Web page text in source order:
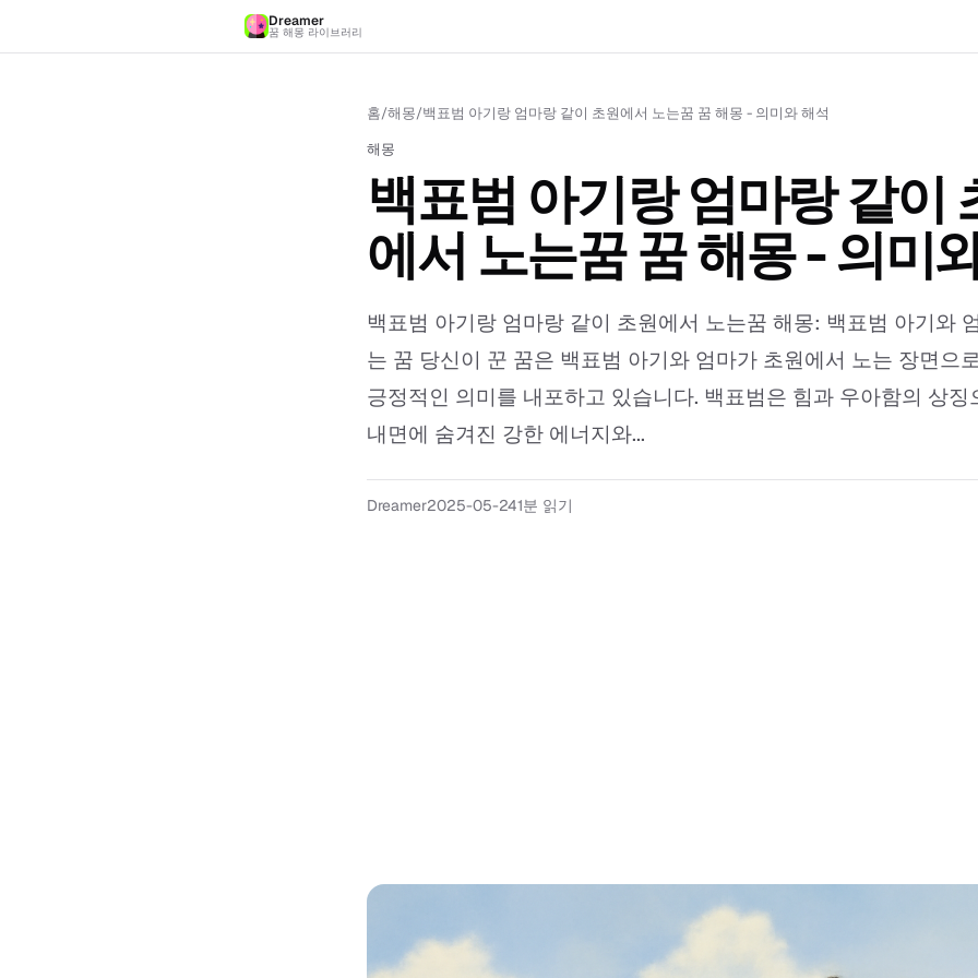
Dreamer
꿈 해몽 라이브러리
홈/해몽/백표범 아기랑 엄마랑 같이 초원에서 노는꿈 꿈 해몽 - 의미와 해석
해몽
백표범 아기랑 엄마랑 같이
에서 노는꿈 꿈 해몽 - 의미
백표범 아기랑 엄마랑 같이 초원에서 노는꿈 해몽: 백표범 아기와
는 꿈 당신이 꾼 꿈은 백표범 아기와 엄마가 초원에서 노는 장면으
긍정적인 의미를 내포하고 있습니다. 백표범은 힘과 우아함의 상징
내면에 숨겨진 강한 에너지와...
Dreamer2025-05-241분 읽기